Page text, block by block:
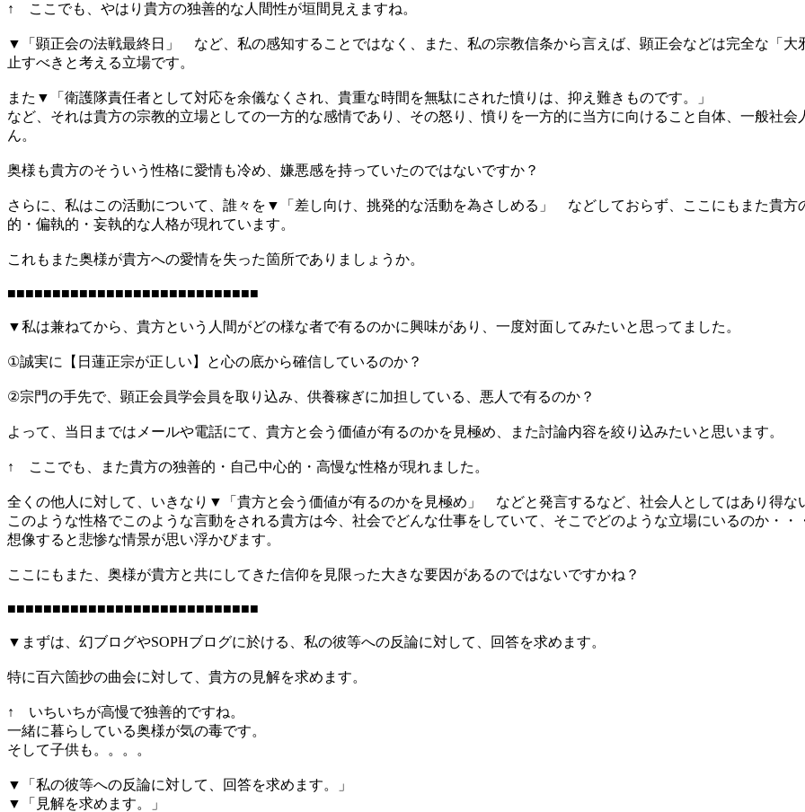
↑ ここでも、やはり貴方の独善的な人間性が垣間見えますね。
▼「顕正会の法戦最終日」 など、私の感知することではなく、また、私の宗教信条から言えば、顕正会などは完全な「大
止すべきと考える立場です。
また▼「衛護隊責任者として対応を余儀なくされ、貴重な時間を無駄にされた憤りは、抑え難きものです。」
など、それは貴方の宗教的立場としての一方的な感情であり、その怒り、憤りを一方的に当方に向けること自体、一般社
ん。
奥様も貴方のそういう性格に愛情も冷め、嫌悪感を持っていたのではないですか？
さらに、私はこの活動について、誰々を▼「差し向け、挑発的な活動を為さしめる」 などしておらず、ここにもまた貴
的・偏執的・妄執的な人格が現れています。
これもまた奥様が貴方への愛情を失った箇所でありましょうか。
■■■■■■■■■■■■■■■■■■■■■■■■■■■■
▼私は兼ねてから、貴方という人間がどの様な者で有るのかに興味があり、一度対面してみたいと思ってました。
①誠実に【日蓮正宗が正しい】と心の底から確信しているのか？
②宗門の手先で、顕正会員学会員を取り込み、供養稼ぎに加担している、悪人で有るのか？
よって、当日まではメールや電話にて、貴方と会う価値が有るのかを見極め、また討論内容を絞り込みたいと思います。
↑ ここでも、また貴方の独善的・自己中心的・高慢な性格が現れました。
全くの他人に対して、いきなり▼「貴方と会う価値が有るのかを見極め」 などと発言するなど、社会人としてはあり得な
このような性格でこのような言動をされる貴方は今、社会でどんな仕事をしていて、そこでどのような立場にいるのか・・
想像すると悲惨な情景が思い浮かびます。
ここにもまた、奥様が貴方と共にしてきた信仰を見限った大きな要因があるのではないですかね？
■■■■■■■■■■■■■■■■■■■■■■■■■■■■
▼まずは、幻ブログやSOPHブログに於ける、私の彼等への反論に対して、回答を求めます。
特に百六箇抄の曲会に対して、貴方の見解を求めます。
↑ いちいちが高慢で独善的ですね。
一緒に暮らしている奥様が気の毒です。
そして子供も。。。。
▼「私の彼等への反論に対して、回答を求めます。」
▼「見解を求めます。」